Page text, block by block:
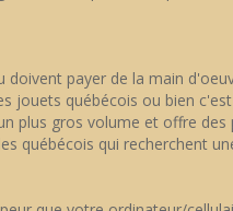
payer de la main
québécois ou bien
plus gros volume et offre
québécois qui recherchent